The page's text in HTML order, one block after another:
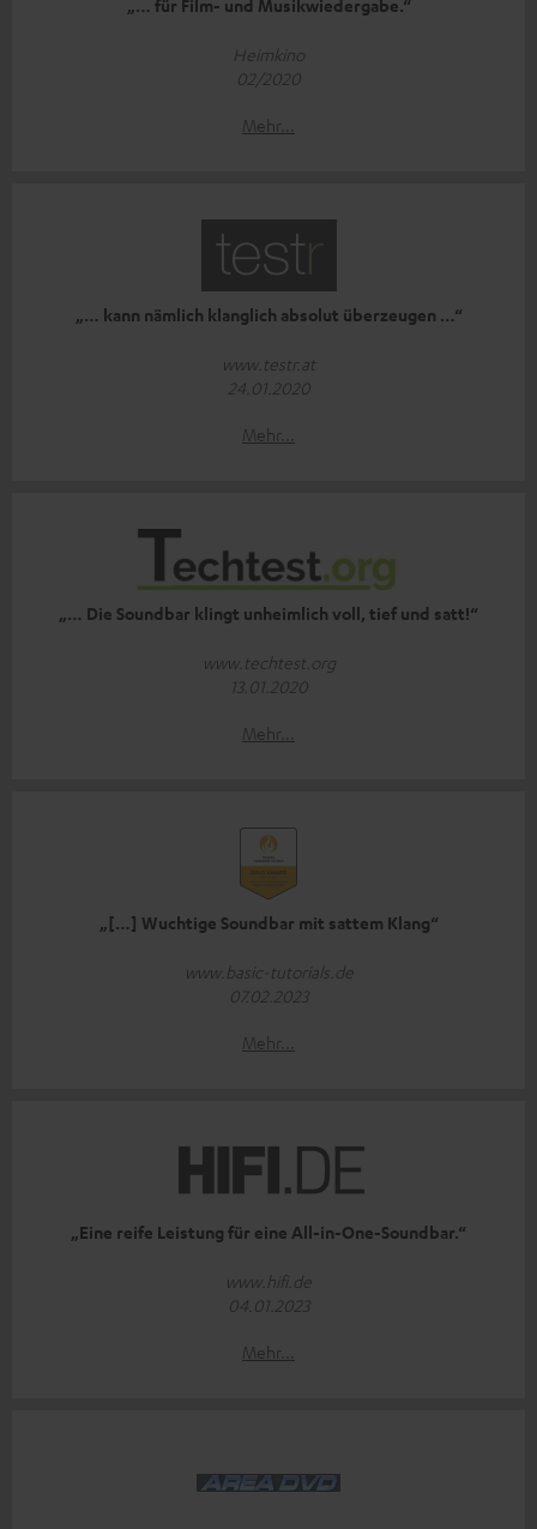
„… für Film- und Musikwiedergabe.“
Heimkino
02/2020
Mehr...
„… kann nämlich klanglich absolut überzeugen …“
www.testr.at
24.01.2020
Mehr...
„… Die Soundbar klingt unheimlich voll, tief und satt!“
www.techtest.org
13.01.2020
Mehr...
„[…] Wuchtige Soundbar mit sattem Klang“
www.basic-tutorials.de
07.02.2023
Mehr...
„Eine reife Leistung für eine All-in-One-Soundbar.“
www.hifi.de
04.01.2023
Mehr...